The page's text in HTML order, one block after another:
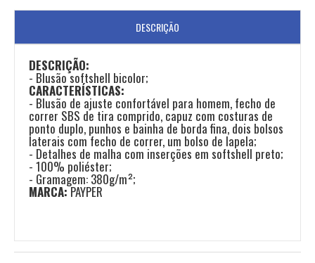
DESCRIÇÃO
DESCRIÇÃO:
- Blusão softshell bicolor;
CARACTERÍSTICAS:
- Blusão de ajuste confortável para homem, fecho de
correr SBS de tira comprido, capuz com costuras de
ponto duplo, punhos e bainha de borda fina, dois bolsos
laterais com fecho de correr, um bolso de lapela;
- Detalhes de malha com inserções em softshell preto;
- 100% poliéster;
- Gramagem: 380g/m²;
MARCA:PAYPER